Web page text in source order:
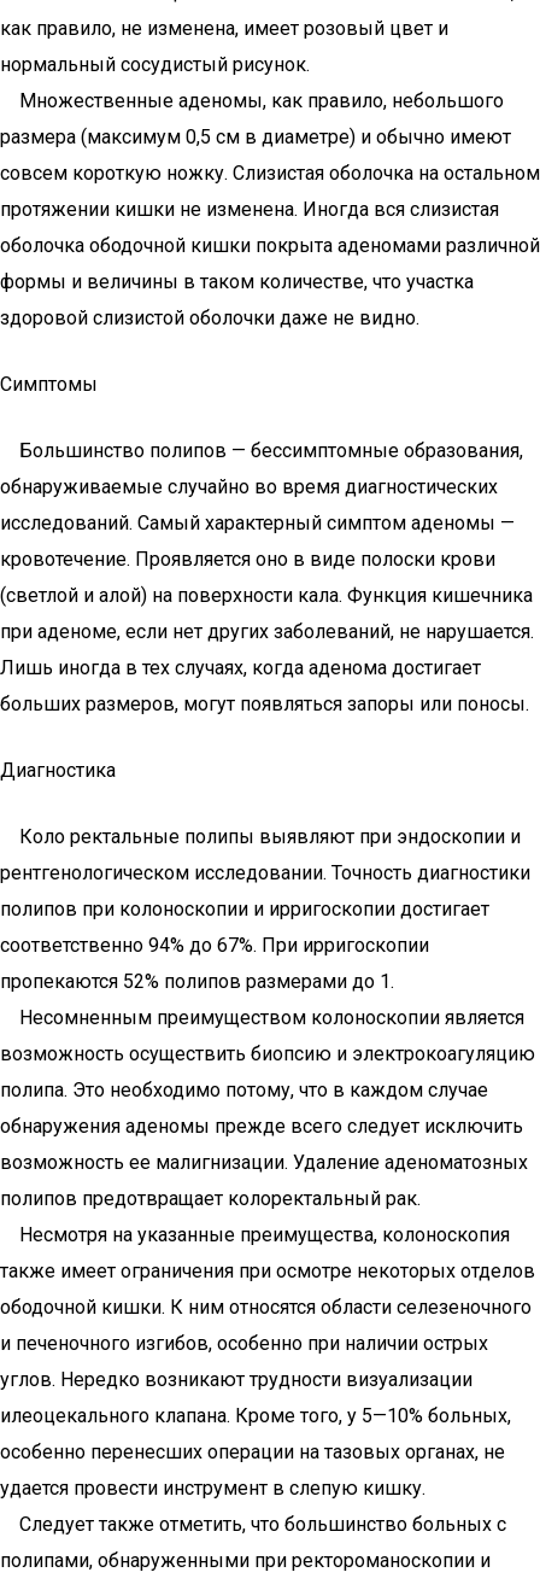
как правило, не изменена, имеет розовый цвет и
нормальный сосудистый рисунок.
Множественные аденомы, как правило, небольшого
размера (максимум 0,5 см в диаметре) и обычно имеют
совсем короткую ножку. Слизистая оболочка на остальном
протяжении кишки не изменена. Иногда вся слизистая
оболочка ободочной кишки покрыта аденомами различной
формы и величины в таком количестве, что участка
здоровой слизистой оболочки даже не видно.
Симптомы
Большинство полипов — бессимптомные образования,
обнаруживаемые случайно во время диагностических
исследований. Самый характерный симптом аденомы —
кровотечение. Проявляется оно в виде полоски крови
(светлой и алой) на поверхности кала. Функция кишечника
при аденоме, если нет других заболеваний, не нарушается.
Лишь иногда в тех случаях, когда аденома достигает
больших размеров, могут появляться запоры или поносы.
Диагностика
Коло ректальные полипы выявляют при эндоскопии и
рентгенологическом исследовании. Точность диагностики
полипов при колоноскопии и ирригоскопии достигает
соответственно 94% до 67%. При ирригоскопии
пропекаются 52% полипов размерами до 1.
Несомненным преимуществом колоноскопии является
возможность осуществить биопсию и электрокоагуляцию
полипа. Это необходимо потому, что в каждом случае
обнаружения аденомы прежде всего следует исключить
возможность ее малигнизации. Удаление аденоматозных
полипов предотвращает колоректальный рак.
Несмотря на указанные преимущества, колоноскопия
также имеет ограничения при осмотре некоторых отделов
ободочной кишки. К ним относятся области селезеночного
и печеночного изгибов, особенно при наличии острых
углов. Нередко возникают трудности визуализации
илеоцекального клапана. Кроме того, у 5—10% больных,
особенно перенесших операции на тазовых органах, не
удается провести инструмент в слепую кишку.
Следует также отметить, что большинство больных с
полипами, обнаруженными при ректороманоскопии и